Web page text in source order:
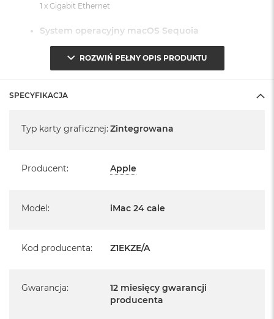
1 x Gigabit Ethernet
System operacyjny macOS Sequoia
- lub nowszy, z darmową aktualizacją.
Informacje o produkcie:
Posiada pełną, 12 miesięczną gwarancję
Realizowaną w każdym autoryzowanym punkcie
Szczegółowe informacje na ten temat uzyskają Państwo
kontaktując się z naszym handlowcem.
ROZWIŃ PEŁNY OPIS PRODUKTU
SPECYFIKACJA
Typ karty graficznej: Zintegrowana
Producent: Apple
Model: iMac 24 cale
Kod producenta: Z1EKZE/A
Gwarancja:
12 miesięcy gwarancji
producenta